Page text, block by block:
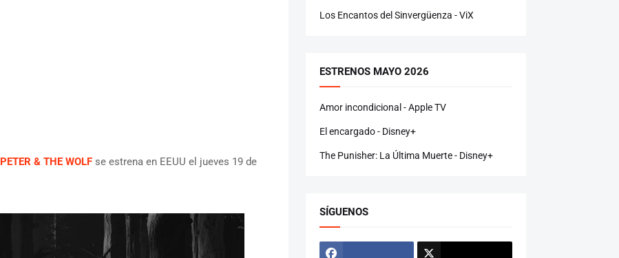
PETER & THE WOLFse estrena en EEUU el jueves 19 de
Los Encantos del Sinvergüenza - ViX
ESTRENOS MAYO 2026
Amor incondicional - Apple TV
El encargado - Disney+
The Punisher: La Última Muerte - Disney+
SÍGUENOS